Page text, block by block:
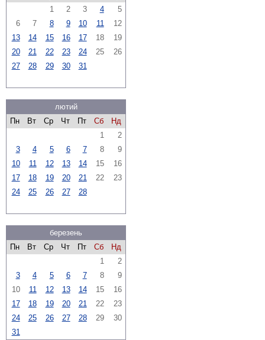
1
2 3 4
5
6
7 8 9 10 11
12
13
14 15 16 17 18
19
20
21 22 23 24 25
26
27
28 29 30 31
лютий
Пн
Вт Ср Чт Пт Сб
Нд
1
2
3
4 5 6 7 8
9
10
11 12 13 14 15
16
17
18 19 20 21 22
23
24
25 26 27 28
березень
Пн
Вт Ср Чт Пт Сб
Нд
1
2
3
4 5 6 7 8
9
10
11 12 13 14 15
16
17
18 19 20 21 22
23
24
25 26 27 28 29
30
31